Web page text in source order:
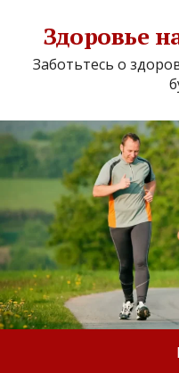
Здоровье
Заботьтесь о